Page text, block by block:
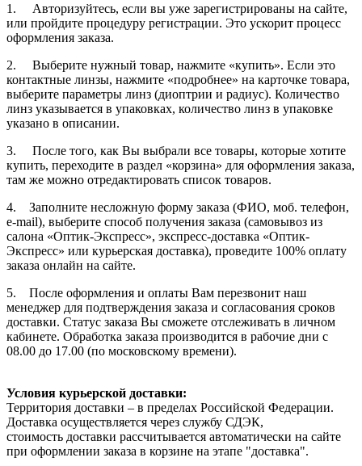
1. Авторизуйтесь, если вы уже зарегистрированы на сайте,
или пройдите процедуру регистрации. Это ускорит процесс
оформления заказа.
2. Выберите нужный товар, нажмите «купить». Если это
контактные линзы, нажмите «подробнее» на карточке товара,
выберите параметры линз (диоптрии и радиус). Количество
линз указывается в упаковках, количество линз в упаковке
указано в описании.
3. После того, как Вы выбрали все товары, которые хотите
купить, переходите в раздел «корзина» для оформления заказа,
там же можно отредактировать список товаров.
4. Заполните несложную форму заказа (ФИО, моб. телефон,
e-mail), выберите способ получения заказа (самовывоз из
салона «Оптик-Экспресс», экспресс-доставка «Оптик-
Экспресс» или курьерская доставка), проведите 100% оплату
заказа онлайн на сайте.
5. После оформления и оплаты Вам перезвонит наш
менеджер для подтверждения заказа и согласования сроков
доставки. Статус заказа Вы сможете отслеживать в личном
кабинете. Обработка заказа производится в рабочие дни с
08.00 до 17.00 (по московскому времени).
Условия курьерской доставки:
Территория доставки – в пределах Российской Федерации.
Доставка осуществляется через службу СДЭК,
стоимость доставки рассчитывается автоматически на сайте
при оформлении заказа в корзине на этапе "доставка".